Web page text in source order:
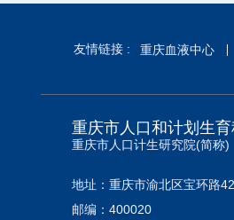
友情链接 : 重庆血液中心
重庆市人口和计划生
重庆市人口计生研究院(简称)
地址：重庆市渝北区宝环路
邮编：400020